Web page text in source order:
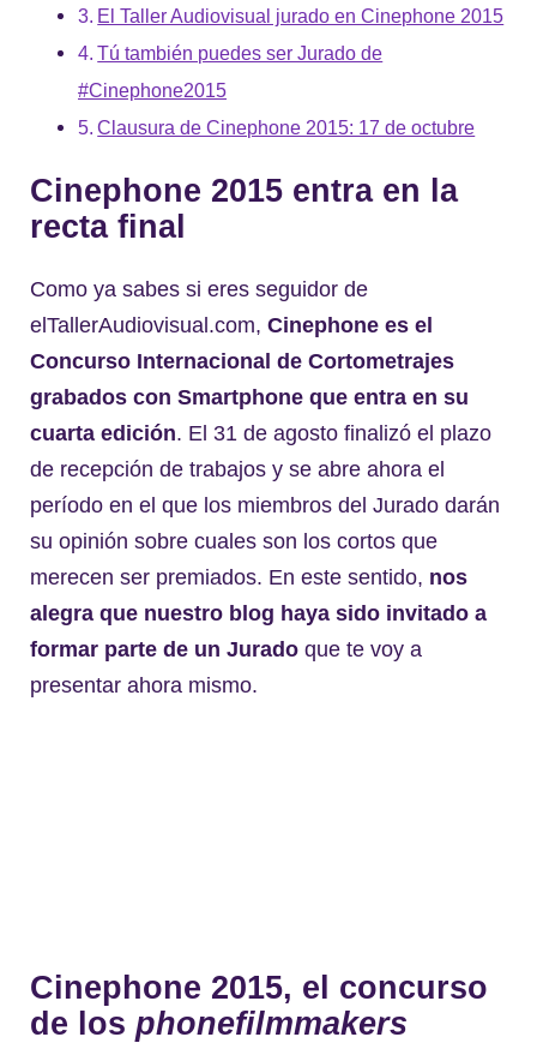
El Taller Audiovisual jurado en Cinephone 2015
Tú también puedes ser Jurado de
#Cinephone2015
Clausura de Cinephone 2015: 17 de octubre
Cinephone 2015 entra en la
recta final
Como ya sabes si eres seguidor de
elTallerAudiovisual.com, Cinephone es el
Concurso Internacional de Cortometrajes
grabados con Smartphone que entra en su
cuarta edición. El 31 de agosto finalizó el plazo
de recepción de trabajos y se abre ahora el
período en el que los miembros del Jurado darán
su opinión sobre cuales son los cortos que
merecen ser premiados. En este sentido, nos
alegra que nuestro blog haya sido invitado a
formar parte de un Jurado que te voy a
presentar ahora mismo.
Cinephone 2015, el concurso
de los phonefilmmakers